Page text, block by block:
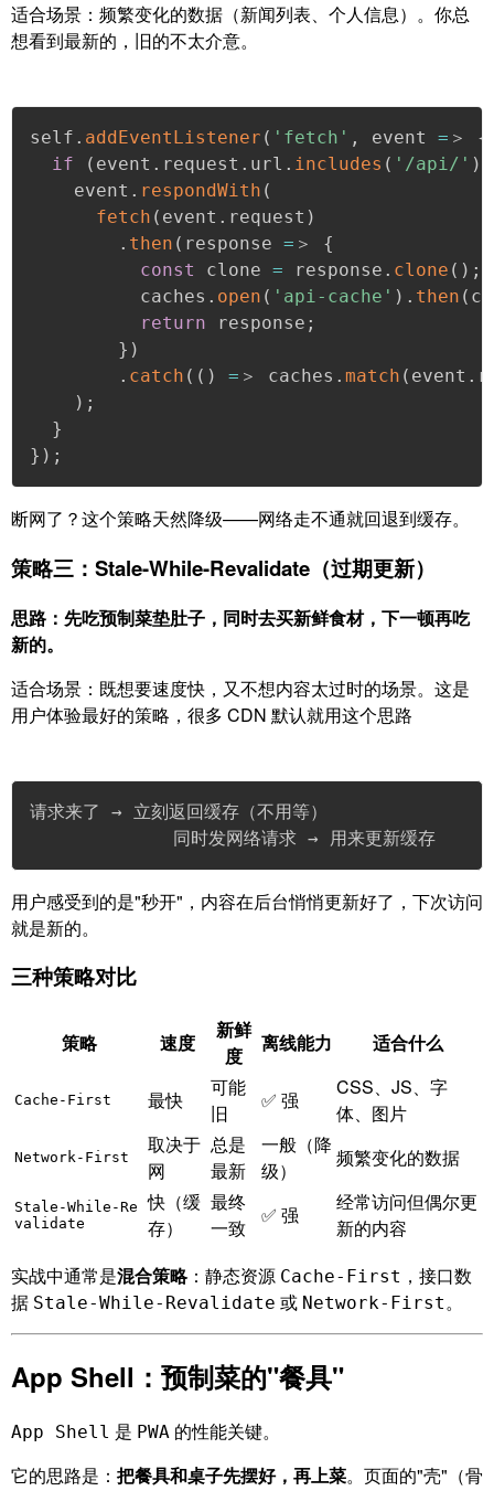
适合场景：频繁变化的数据（新闻列表、个人信息）。你总
想看到最新的，旧的不太介意。
self . addEventListener ( 'fetch' , event = ＞ {
if
( event . request . url . includes ( '/api/' )
    event
. respondWith (
fetch ( event . request )
. then ( response = ＞ {
const
clone = response . clone ( ) ;
          caches
. open ( 'api-cache' ) . then (
return response ;
} )
. catch ( ( ) = ＞ caches . match ( event .
) ;
}
} ) ;
断网了？这个策略天然降级——网络走不通就回退到缓存。
策略三：Stale-While-Revalidate（过期更新）
思路：先吃预制菜垫肚子，同时去买新鲜食材，下一顿再吃
新的。
适合场景：既想要速度快，又不想内容太过时的场景。这是
用户体验最好的策略，很多 CDN 默认就用这个思路
请求来了 → 立刻返回缓存（不用等）
             同时发网络请求 → 用来更新缓存
用户感受到的是"秒开"，内容在后台悄悄更新好了，下次访问
就是新的。
三种策略对比
策略 速度
新鲜
度
离线能力 适合什么
Cache-First 最快
可能
旧
✅ 强
CSS、JS、字
体、图片
Network-First
取决于
网
总是
最新
一般（降
级）
频繁变化的数据
Stale-While-Re
validate
快（缓
存）
最终
一致
✅ 强
经常访问但偶尔更
新的内容
实战中通常是混合策略：静态资源 Cache-First ，接口数
据 Stale-While-Revalidate 或 Network-First。
App Shell：预制菜的"餐具"
App Shell 是 PWA 的性能关键。
它的思路是： 把餐具和桌子先摆好，再上菜。页面的"壳"（骨